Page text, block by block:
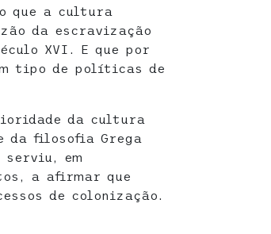
que a cultura
da escravização
XVI. E que por
tipo de políticas de
da cultura
filosofia Grega
em
a afirmar que
de colonização.